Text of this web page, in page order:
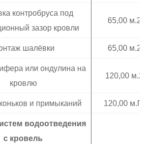
контробруса под
зазор кровли
65,00 м.2
шалёвки 65,00 м.2
или ондулина на
кровлю
120,00 м.2
и примыканий 120,00 м.П.
водоотведения
с кровель